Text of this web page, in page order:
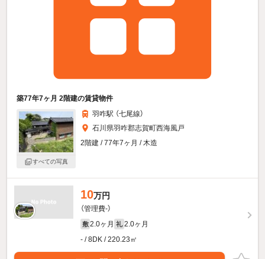
築77年7ヶ月 2階建の賃貸物件
すべての写真
羽咋駅 （七尾線）
石川県羽咋郡志賀町西海風戸
2階建 / 77年7ヶ月 / 木造
10万円
（管理費-）
敷 2.0ヶ月 礼 2.0ヶ月
- / 8DK / 220.23㎡